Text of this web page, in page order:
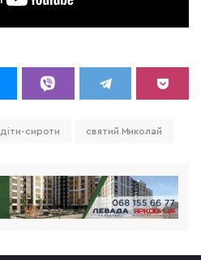
діти-сироти святий Миколай